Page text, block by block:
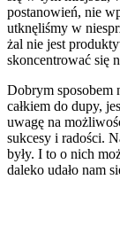
postanowień, nie
utknęliśmy w
żal nie jest
skoncentrować się
Dobrym sposobem
całkiem do dupy,
uwagę na
sukcesy i radości.
były. I to o nich
daleko udało nam